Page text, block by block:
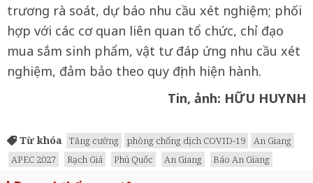
trương rà soát, dự báo nhu cầu xét nghiệm; phối
hợp với các cơ quan liên quan tổ chức, chỉ đạo
mua sắm sinh phẩm, vật tư đáp ứng nhu cầu xét
nghiệm, đảm bảo theo quy định hiện hành.
Tin, ảnh: HỮU HUYNH
Từ khóa Tăng cường phòng chống dịch COVID-19
An Giang
APEC 2027
Rạch Giá Phú Quốc An Giang Báo An Giang